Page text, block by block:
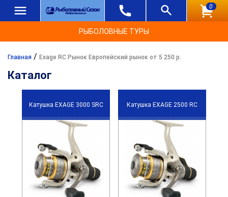
0
РЫБОЛОВНЫЕ ТУРЫ
Главная / Exage RC Рынок Европейский рынок от 5 250 р.
Каталог
Катушка EXAGE 3000 SRC Катушка EXAGE 2500 RC